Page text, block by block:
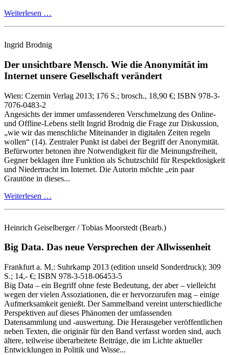
Weiterlesen …
Ingrid Brodnig
Der unsichtbare Mensch. Wie die Anonymität im
Internet unsere Gesellschaft verändert
Wien: Czernin Verlag 2013; 176 S.; brosch., 18,90 €; ISBN 978-3-
7076-0483-2
Angesichts der immer umfassenderen Verschmelzung des Online‑
und Offline‑Lebens stellt Ingrid Brodnig die Frage zur Diskussion,
„wie wir das menschliche Miteinander in digitalen Zeiten regeln
wollen“ (14). Zentraler Punkt ist dabei der Begriff der Anonymität.
Befürworter betonen ihre Notwendigkeit für die Meinungsfreiheit,
Gegner beklagen ihre Funktion als Schutzschild für Respektlosigkeit
und Niedertracht im Internet. Die Autorin möchte „ein paar
Grautöne in dieses...
Weiterlesen …
Heinrich Geiselberger / Tobias Moorstedt (Bearb.)
Big Data. Das neue Versprechen der Allwissenheit
Frankfurt a. M.: Suhrkamp 2013 (edition unseld Sonderdruck); 309
S.; 14,- €; ISBN 978-3-518-06453-5
Big Data – ein Begriff ohne feste Bedeutung, der aber – vielleicht
wegen der vielen Assoziationen, die er hervorzurufen mag – einige
Aufmerksamkeit genießt. Der Sammelband vereint unterschiedliche
Perspektiven auf dieses Phänomen der umfassenden
Datensammlung und ‑auswertung. Die Herausgeber veröffentlichen
neben Texten, die originär für den Band verfasst worden sind, auch
ältere, teilweise überarbeitete Beiträge, die im Lichte aktueller
Entwicklungen in Politik und Wisse...